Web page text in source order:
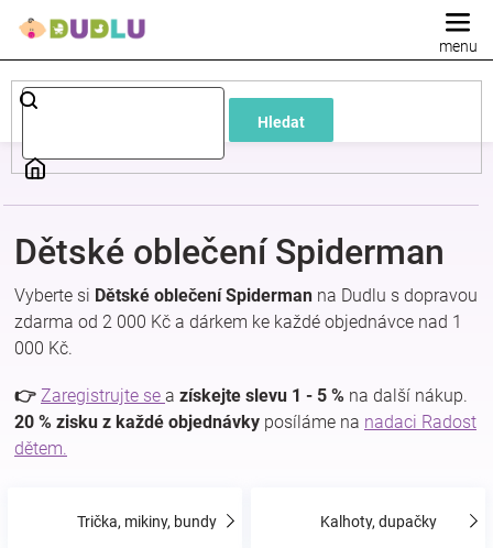
Hledat
Dětské
a
kojenecké
oblečení
Pokojíček
kojenecká
Dětské oblečení Spiderman
Vyberte si Dětské oblečení Spiderman na Dudlu s dopravou
zdarma od 2 000 Kč a dárkem ke každé objednávce nad 1
000 Kč.
👉 Zaregistrujte se a získejte slevu 1 - 5 % na další nákup.
20 % zisku z každé objednávky posíláme na nadaci Radost
dětem.
Trička, mikiny, bundy Kalhoty, dupačky